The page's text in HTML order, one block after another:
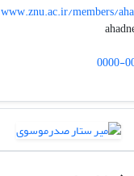
www.znu.ac.ir/members/
0000-